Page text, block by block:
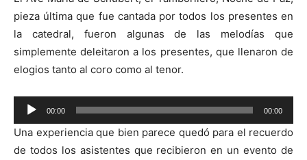
pieza última que fue cantada por todos los presentes en
la catedral, fueron algunas de las melodías que
simplemente deleitaron a los presentes, que llenaron de
elogios tanto al coro como al tenor.
Reproductor
de
audio
00:00 00:00
Una experiencia que bien parece quedó para el recuerdo
de todos los asistentes que recibieron en un evento de